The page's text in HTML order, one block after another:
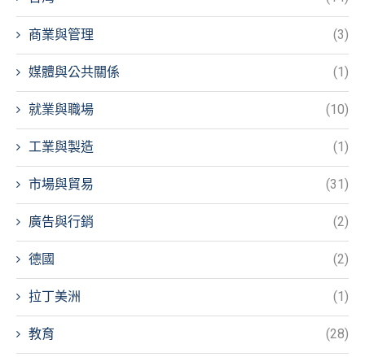
商業與管理 (3)
媒體與公共關係 (1)
就業與職場 (10)
工業與製造 (1)
市場與貿易 (31)
廣告與行銷 (2)
德國 (2)
拉丁美洲 (1)
教育 (28)